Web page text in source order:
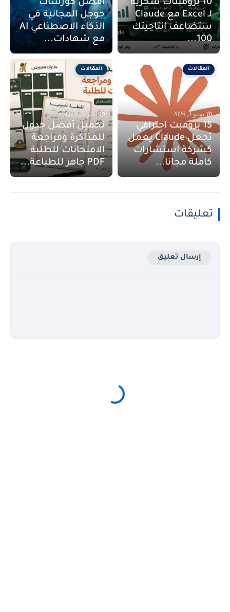
10 برومبتات سحرية
لـ Excel مع Claude
ستضاعف إنتاجيتك
100...
أفضل كورسات
جوجل المجانية في
الذكاء الاصطناعي AI
مع شهادات...
المقالات
يونيو 3, 2026
15 برومبت احترافي
تجعل Claude يعمل
كشركة استشارات
كاملة مجانا...
المقالات
مايو 15, 2026
تحميل أفضل جدول
للمذاكرة ومراجعة
الامتحانات للطلبة
PDF جاهز للطباعة...
تعليقات
إرسال تعليق